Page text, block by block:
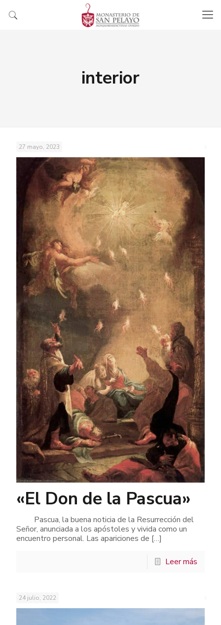
interior
27 mayo, 2023
«El Don de la Pascua»
Pascua, la buena noticia de la Resurrección del
Señor, anunciada a los apóstoles y vivida como un
encuentro personal. Las apariciones de […]
Leer más
24 julio, 2022